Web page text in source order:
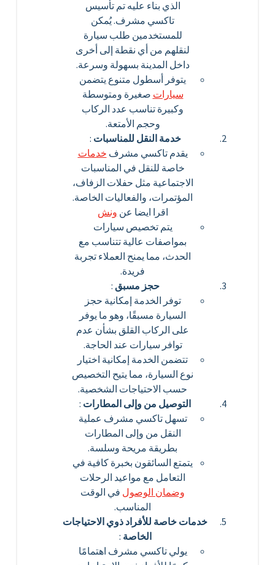
الذي بناء عليه تم تأسيس
تاكسي مشرف. يُمكن
للمستخدمين طلب سيارة
لنقلهم من أي نقطة إلى أخرى
داخل المدينة بسهولة وسرعة.
يتوفر أسطول متنوع يتضمن
سياراتصغيرة ومتوسطة
وكبيرة تناسب عدد الركاب
وحجم الأمتعة.
خدمة النقل للمناسبات:
يقدم تاكسي مشرفخدمات
خاصة للنقل في المناسبات
الاجتماعية مثل حفلات الزفاف،
المؤتمرات، والفعاليات الخاصة.
اقرا ايضا عنونش
يتم تخصيص سيارات
بمواصفات عالية تتناسب مع
الحدث، مما يمنح العملاء تجربة
فريدة.
حجز مسبق:
توفر الخدمة إمكانية حجز
السيارة مسبقًا، وهو ما يوفر
على الركاب القلق بشأن عدم
توافر سيارات عند الحاجة.
تتضمن الخدمة إمكانية اختيار
نوع السيارة، مما يتيح التخصيص
حسب الاحتياجات الشخصية.
التوصيل من وإلى المطارات:
تسهل تاكسي مشرف عملية
النقل من وإلى المطارات
بطريقة مريحة وسلسة.
يتمتع السائقون بخبرة كافية في
التعامل مع مواعيد الرحلات
وضمان الوصول في الوقت
المناسب.
خدمات خاصة للأفراد ذوي الاحتياجات
الخاصة:
يولي تاكسي مشرف اهتمامًا